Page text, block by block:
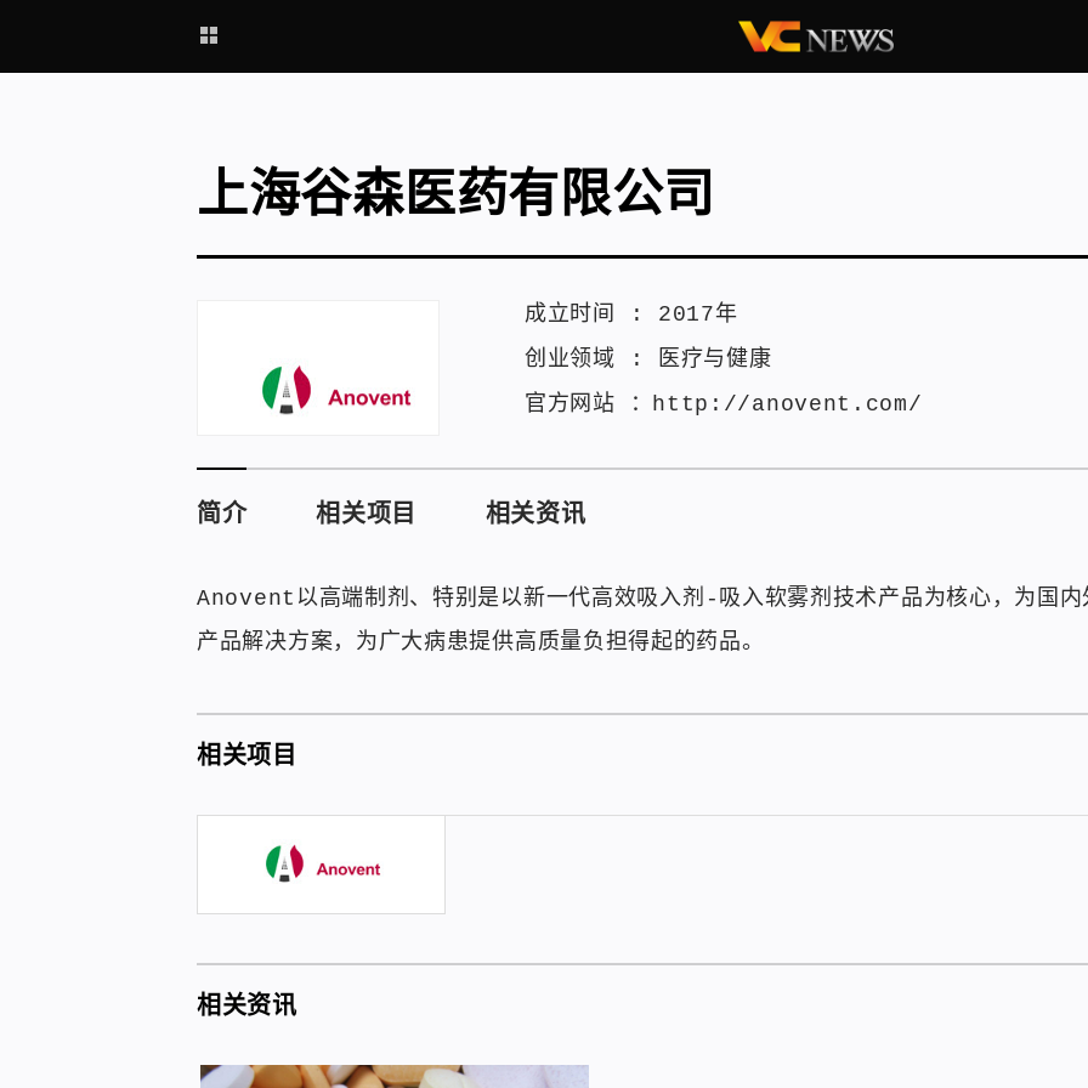
上海谷森医药有限公司
成立时间 : 2017年
创业领域 :
医疗与健康
官方网站 ： http://anovent.com/
简介 相关项目 相关资讯
Anovent以高端制剂、特别是以新一代高效吸入剂-吸入软雾剂技术产品为核心，为国
产品解决方案，为广大病患提供高质量负担得起的药品。
相关项目
相关资讯